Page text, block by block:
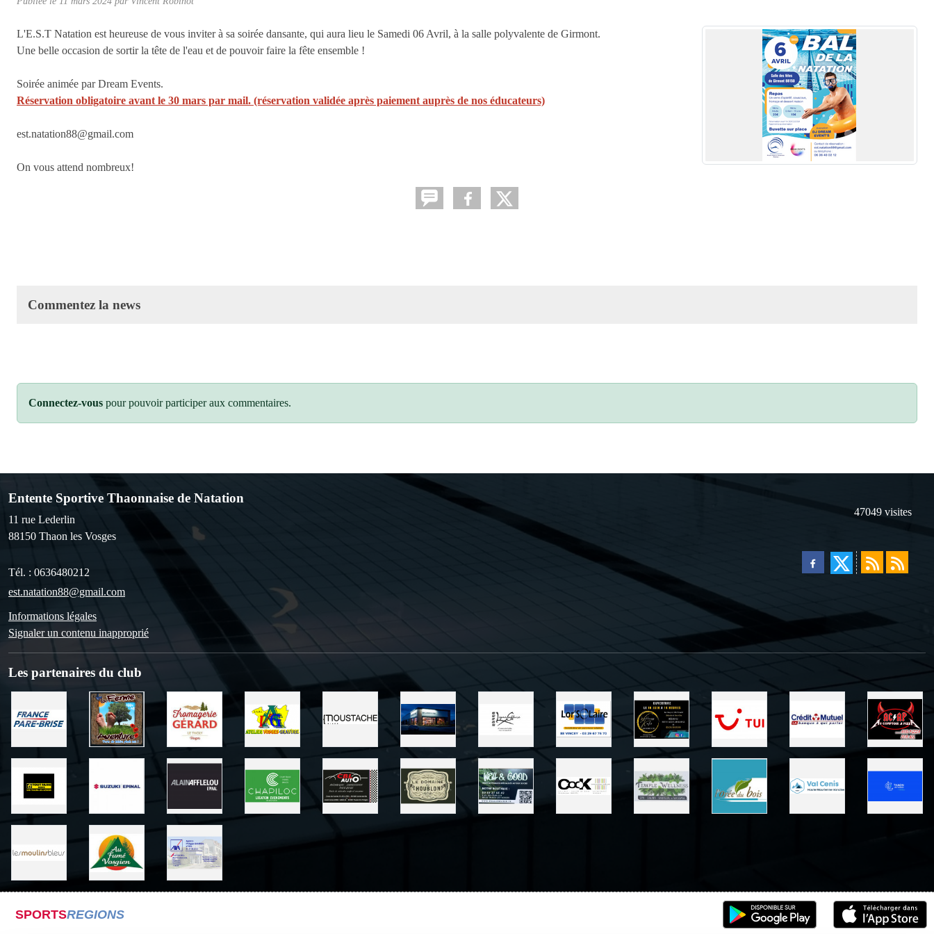
L'E.S.T Natation est heureuse de vous inviter à sa soirée dansante, qui aura lieu le Samedi 06 Avril, à la salle polyvalente de Girmont.
Une belle occasion de sortir la tête de l'eau et de pouvoir faire la fête ensemble !
Soirée animée par Dream Events.
Réservation obligatoire avant le 30 mars par mail. (réservation validée après paiement auprès de nos éducateurs)
est.natation88@gmail.com
On vous attend nombreux!
Commentez la news
Connectez-vous pour pouvoir participer aux commentaires.
Entente Sportive Thaonnaise de Natation
11 rue Lederlin
88150 Thaon les Vosges
Tél. : 0636480212
est.natation88@gmail.com
Informations légales
Signaler un contenu inapproprié
47049 visites
Les partenaires du club
SPORTSREGIONS